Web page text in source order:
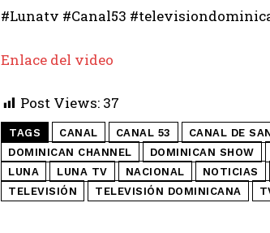
#Lunatv #Canal53
Enlace del video
Post Views: 37
TAGS CANAL CANAL 53 CANAL DE
DOMINICAN CHANNEL
DOMINICAN SHOW
LUNA
LUNA TV NACIONAL NOTICIAS
TELEVISIÓN
TELEVISIÓN DOMINICANA